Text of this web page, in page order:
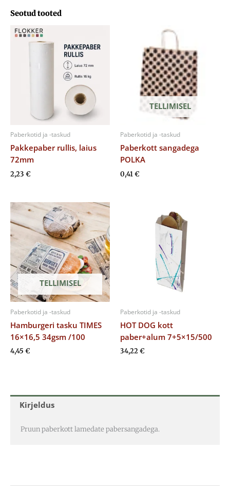
Kirjeldus
Pruun paberkott lamedate pabersangadega.
Seotud tooted
Paberkotid ja -taskud
Pakkepaber rullis, laius
72mm
2,23 €
TELLIMISEL
Paberkotid ja -taskud
Paberkott sangadega
POLKA
0,41€
TELLIMISEL
Paberkotid ja -taskud
Hamburgeri tasku TIMES
16×16,5 34gsm /100
4,45 €
Paberkotid ja -taskud
HOT DOG kott
paber+alum 7+5×15/500
34,22€